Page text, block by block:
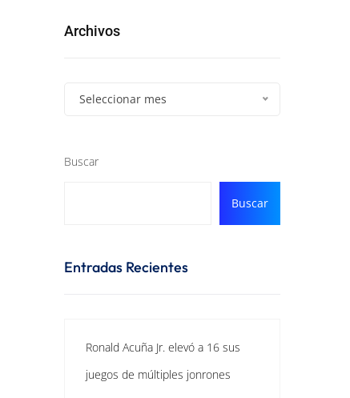
Archivos
Seleccionar mes
Buscar
Buscar
Entradas Recientes
Ronald Acuña Jr. elevó a 16 sus
juegos de múltiples jonrones